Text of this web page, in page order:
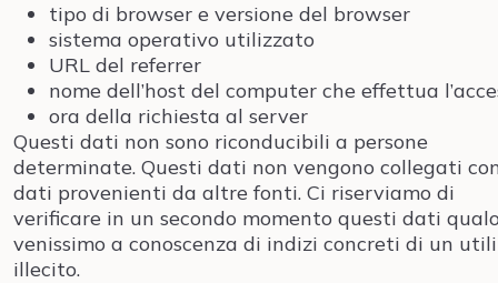
tipo di browser e versione del browser
sistema operativo utilizzato
URL del referrer
nome dell’host del computer che effettua
ora della richiesta al server
Questi dati non sono riconducibili a persone
determinate. Questi dati non vengono collegati
dati provenienti da altre fonti. Ci riserviamo di
verificare in un secondo momento questi dati
venissimo a conoscenza di indizi concreti di un
illecito.